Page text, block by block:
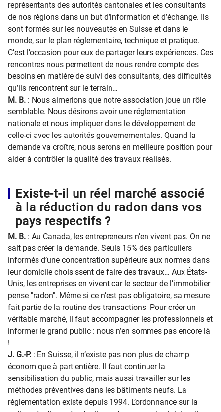
représentants des autorités cantonales et les consultants
de nos régions dans un but d’information et d’échange. Ils
sont formés sur les nouveautés en Suisse et dans le
monde, sur le plan réglementaire, technique et pratique.
C’est l’occasion pour eux de partager leurs expériences. Ces
rencontres nous permettent de nous rendre compte des
besoins en matière de suivi des consultants, des difficultés
qu’ils rencontrent sur le terrain…
M. B. : Nous aimerions que notre association joue un rôle
semblable. Nous désirons avoir une réglementation
nationale et nous impliquer dans le développement de
celle-ci avec les autorités gouvernementales. Quand la
demande va croître, nous serons en meilleure position pour
aider à contrôler la qualité des travaux réalisés.
Existe-t-il un réel marché associé
à la réduction du radon dans vos
pays respectifs ?
M. B. : Au Canada, les entrepreneurs n’en vivent pas. On ne
sait pas créer la demande. Seuls 15% des particuliers
informés d’une concentration supérieure aux normes dans
leur domicile choisissent de faire des travaux… Aux États-
Unis, les entreprises en vivent car le secteur de l’immobilier
pense "radon". Même si ce n’est pas obligatoire, sa mesure
fait partie de la routine des transactions. Pour créer un
véritable marché, il faut accompagner les professionnels et
informer le grand public : nous n’en sommes pas encore là
!
J. G.-P. : En Suisse, il n’existe pas non plus de champ
économique à part entière. Il faut continuer la
sensibilisation du public, mais aussi travailler sur les
méthodes préventives dans les bâtiments neufs. La
réglementation existe depuis 1994. L’ordonnance sur la